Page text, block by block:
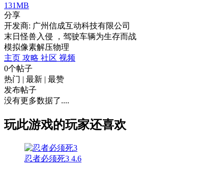
131MB
分享
开发商: 广州信成互动科技有限公司
末日怪兽入侵 ，驾驶车辆为生存而战
模拟像素解压物理
主页 攻略 社区 视频
0个帖子
热门 | 最新 | 最赞
发布帖子
没有更多数据了....
玩此游戏的玩家还喜欢
忍者必须死3 4.6